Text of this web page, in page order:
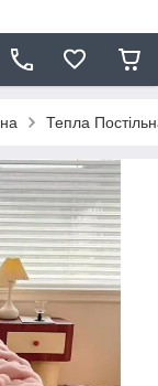
Тепла